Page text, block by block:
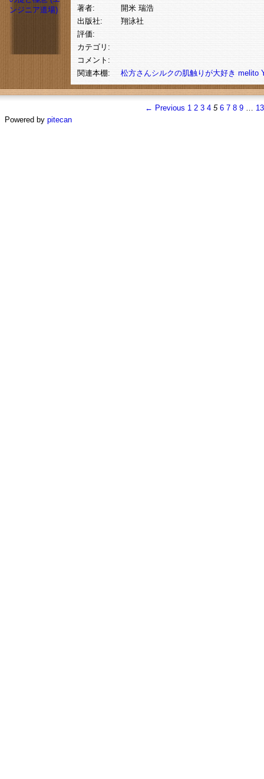
著者:
開米 瑞浩
出版社:
翔泳社
評価:
カテゴリ:
コメント:
関連本棚:
松方さんシルクの肌触りが大好き melito
← Previous 1 2 3 4 5 6 7 8 9 … 13
Powered by pitecan